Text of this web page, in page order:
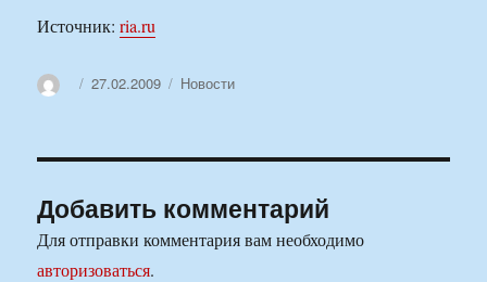
Источник:ria.ru
АвторОпубликовано
27.02.2009 Рубрики
Новости
Добавить комментарий
Для отправки комментария вам необходимо
авторизоваться.